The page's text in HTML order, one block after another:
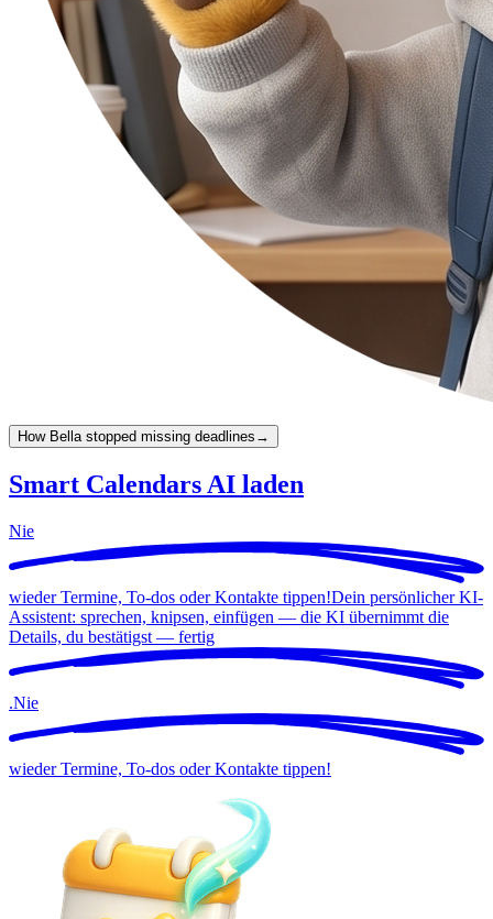
How Bella stopped missing deadlines →
Smart Calendars AI laden
Nie
wieder Termine, To-dos oder Kontakte tippen!Dein persönlicher KI-
Assistent: sprechen, knipsen, einfügen — die KI übernimmt die
Details, du bestätigst — fertig
.Nie
wieder Termine, To-dos oder Kontakte tippen!